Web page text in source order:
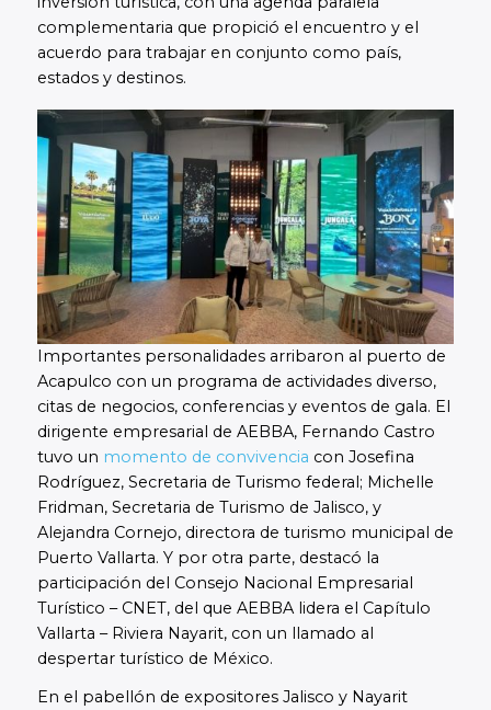
complementaria que propició el encuentro y el
acuerdo para trabajar en conjunto como país,
estados y destinos.
Importantes personalidades arribaron al puerto de
Acapulco con un programa de actividades diverso,
citas de negocios, conferencias y eventos de gala. El
dirigente empresarial de AEBBA, Fernando Castro
tuvo un momento de convivencia con Josefina
Rodríguez, Secretaria de Turismo federal; Michelle
Fridman, Secretaria de Turismo de Jalisco, y
Alejandra Cornejo, directora de turismo municipal de
Puerto Vallarta. Y por otra parte, destacó la
participación del Consejo Nacional Empresarial
Turístico – CNET, del que AEBBA lidera el Capítulo
Vallarta – Riviera Nayarit, con un llamado al
despertar turístico de México.
En el pabellón de expositores Jalisco y Nayarit